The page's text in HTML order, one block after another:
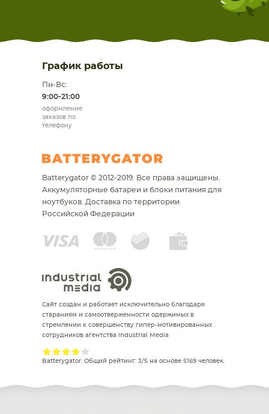
График работы
Пн-Вс:
9:00-21:00
оформление
заказов по
телефону
Batterygator © 2012-2019. Все права защищены.
Аккумуляторные батареи и блоки питания для
ноутбуков. Доставка по территории
Российской Федерации
Сайт создан и работает исключительно благодаря
стараниям и самоотверженности одержимых в
стремлении к совершенству гипер-мотивированных
сотрудников агентства Industrial Media
Batterygator. Общий рейтинг: 3/5 на основе 5169 человек.